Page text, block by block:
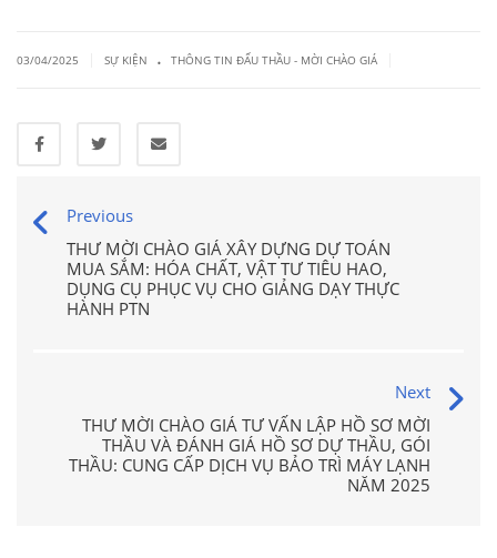
03/04/2025 SỰ KIỆN . THÔNG TIN ĐẤU THẦU - MỜI CHÀO GIÁ
Previous
THƯ MỜI CHÀO GIÁ XÂY DỰNG DỰ TOÁN
MUA SẮM: HÓA CHẤT, VẬT TƯ TIÊU HAO,
DỤNG CỤ PHỤC VỤ CHO GIẢNG DẠY THỰC
HÀNH PTN
Next
THƯ MỜI CHÀO GIÁ TƯ VẤN LẬP HỒ SƠ MỜI
THẦU VÀ ĐÁNH GIÁ HỒ SƠ DỰ THẦU, GÓI
THẦU: CUNG CẤP DỊCH VỤ BẢO TRÌ MÁY LẠNH
NĂM 2025